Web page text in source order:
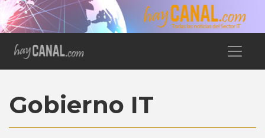
Gobierno IT